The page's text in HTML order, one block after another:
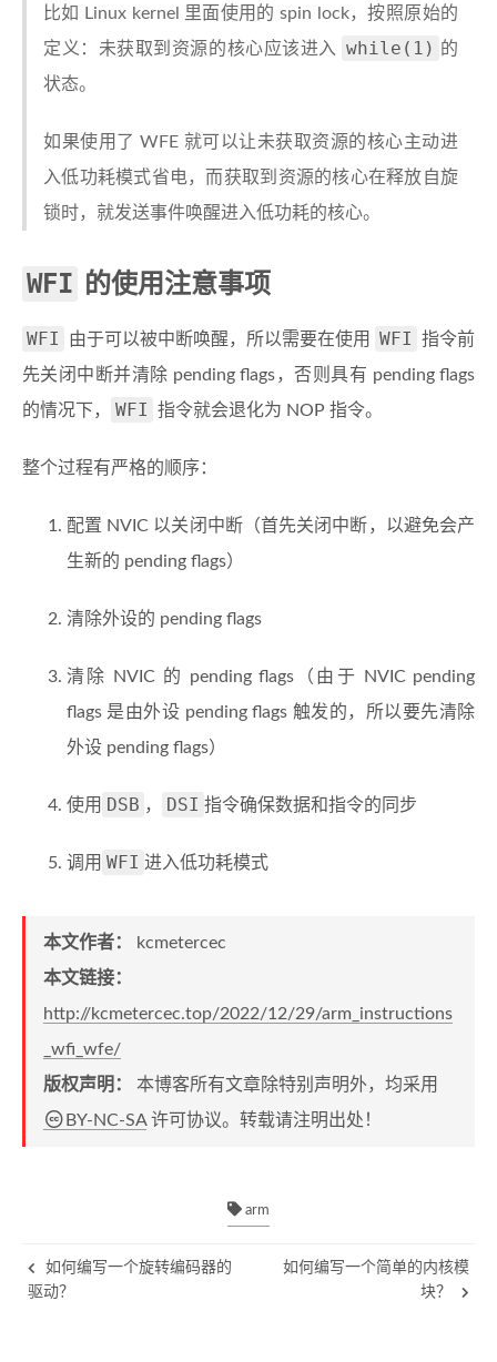
比如 Linux kernel 里面使用的 spin lock，按照原始的
定义：未获取到资源的核心应该进入
while(1)
的
状态。
如果使用了 WFE 就可以让未获取资源的核心主动进
入低功耗模式省电，而获取到资源的核心在释放自旋
锁时，就发送事件唤醒进入低功耗的核心。
WFI 的使用注意事项
WFI 由于可以被中断唤醒，所以需要在使用 WFI
指令前
先关闭中断并清除 pending flags，否则具有 pending flags
的情况下，
WFI 指令就会退化为 NOP 指令。
整个过程有严格的顺序：
配置 NVIC 以关闭中断（首先关闭中断，以避免会产
生新的 pending flags）
清除外设的 pending flags
清除 NVIC 的 pending flags（由于 NVIC pending
flags 是由外设 pending flags 触发的，所以要先清除
外设 pending flags）
使用 DSB ， DSI 指令确保数据和指令的同步
调用 WFI 进入低功耗模式
本文作者：
kcmetercec
本文链接：
http://kcmetercec.top/2022/12/29/arm_instructions
_wfi_wfe/
版权声明： 本博客所有文章除特别声明外，均采用
BY-NC-SA许可协议。转载请注明出处！
arm
如何编写一个旋转编码器的
驱动？
如何编写一个简单的内核模
块？